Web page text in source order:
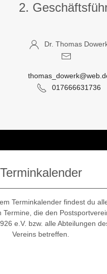
2.
Dr. Thomas
017666631736
Terminkalender
Terminkalender findest du
Termine, die den
e.V. bzw. alle Abteilungen
Vereins betreffen.